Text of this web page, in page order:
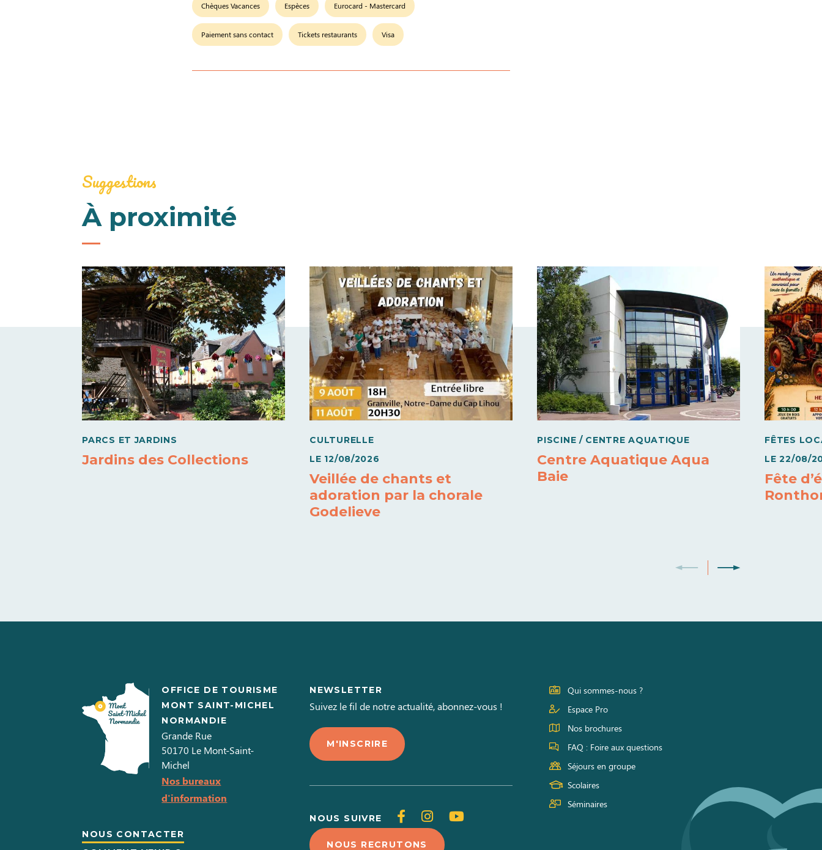
Chèques Vacances Espèces Eurocard - Mastercard
Paiement sans contact Tickets restaurants Visa
Suggestions
À proximité
PARCS ET JARDINS
Jardins des Collections
CULTURELLE
LE 12/08/2026
Veillée de chants et
adoration par la chorale
Godelieve
PISCINE / CENTRE AQUATIQUE
Centre Aquatique Aqua
Baie
FÊTES
LE 22/08/
Fête
OFFICE DE TOURISME
MONT SAINT-MICHEL
NORMANDIE
Grande Rue
50170 Le Mont-Saint-
Michel
Nos bureaux
d'information
NOUS CONTACTER
NEWSLETTER
Suivez le fil de notre actualité, abonnez-vous !
M'INSCRIRE
NOUS SUIVRE
Suivez-
nous
Suivez-
nous
Suivez-
NOUS RECRUTONS
Qui sommes-nous ?
Espace Pro
Nos brochures
FAQ : Foire aux questions
Séjours en groupe
Scolaires
Séminaires